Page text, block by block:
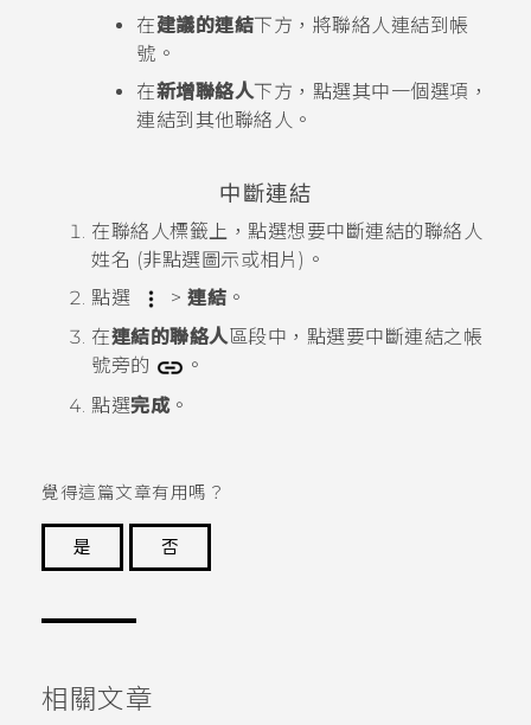
在建議的連結下方，將聯絡人連結到帳
號。
在新增聯絡人下方，點選其中一個選項，
連結到其他聯絡人。
中斷連結
在聯絡人標籤上，點選想要中斷連結的聯絡人
姓名 (非點選圖示或相片)。
點選
> 連結 。
在連結的聯絡人區段中，點選要中斷連結之帳
號旁的
。
點選完成。
覺得這篇文章有用嗎？
是
否
相關文章